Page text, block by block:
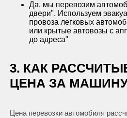
Да, мы перевозим
двери". Используем
провоза легковых
или крытые автовозы с
до адреса"
3. КАК
ЦЕНА ЗА
Цена перевозки автомобиля